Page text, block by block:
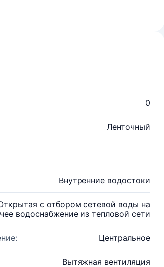
0
Ленточный
Внутренние водостоки
с отбором сетевой воды на
водоснабжение из тепловой сети
Центральное
Вытяжная вентиляция